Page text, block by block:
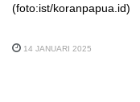
(foto:ist/koranpapua.id)
14 JANUARI 2025